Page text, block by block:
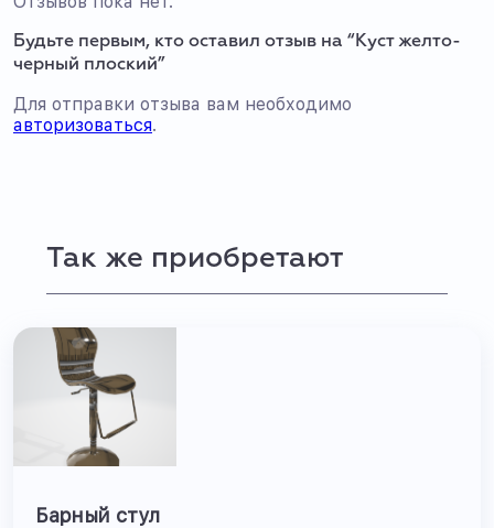
Будьте первым, кто оставил отзыв на “Куст желто-
черный плоский”
Для отправки отзыва вам необходимо
авторизоваться.
Так же приобретают
Барный стул